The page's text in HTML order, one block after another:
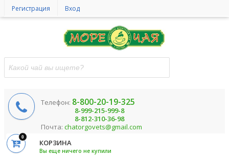
Регистрация Вход
Телефон: 8-800-20-19-325
8-999-215-999-8
8-812-310-36-98
Почта: chatorgovets@gmail.com
0
КОРЗИНА
Вы еще ничего не купили